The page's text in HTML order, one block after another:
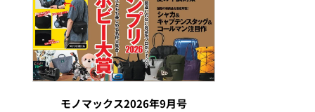
モノマックス2026年9月号